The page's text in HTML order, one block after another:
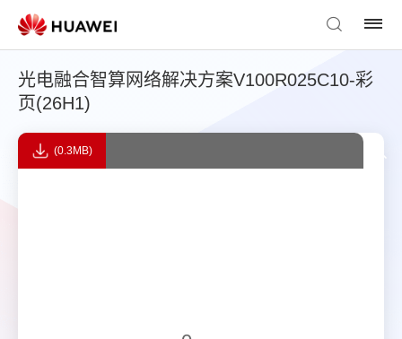
光电融合智算网络解决方案V100R025C10-彩
页(26H1)
(0.3MB)